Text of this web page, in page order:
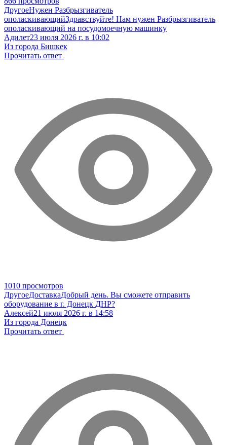
ДругоеНужен Разбрызгиватель
ополаскивающийЗдравствуйте! Нам нужен Разбрызгиватель
ополаскивающий на посудомоечную машинку
Адилет23 июля 2026 г. в 10:02
Из города Бишкек
Прочитать ответ
1010 просмотров
ДругоеДоставкаДобрый день. Вы сможете отправить
оборудование в г. Донецк ДНР?
Алексей21 июля 2026 г. в 14:58
Из города Донецк
Прочитать ответ